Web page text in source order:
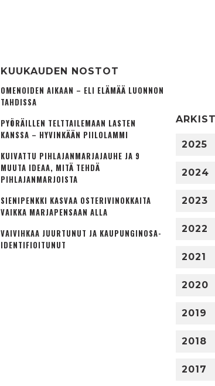
KUUKAUDEN NOSTOT
OMENOIDEN AIKAAN – ELI ELÄMÄÄ LUONNON
TAHDISSA
PYÖRÄILLEN TELTTAILEMAAN LASTEN
KANSSA – HYVINKÄÄN PIILOLAMMI
KUIVATTU PIHLAJANMARJAJAUHE JA 9
MUUTA IDEAA, MITÄ TEHDÄ
PIHLAJANMARJOISTA
SIENIPENKKI KASVAA OSTERIVINOKKAITA
VAIKKA MARJAPENSAAN ALLA
VAIVIHKAA JUURTUNUT JA KAUPUNGINOSA­
IDENTIFIOITUNUT
2025
2024
2023
2022
2021
2020
2019
2018
2017